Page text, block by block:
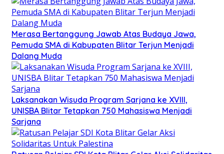
Merasa Bertanggung Jawab Atas Budaya Jawa,
Pemuda SMA di Kabupaten Blitar Terjun Menjadi
Dalang Muda
Laksanakan Wisuda Program Sarjana ke XVIII,
UNISBA Blitar Tetapkan 750 Mahasiswa Menjadi
Sarjana